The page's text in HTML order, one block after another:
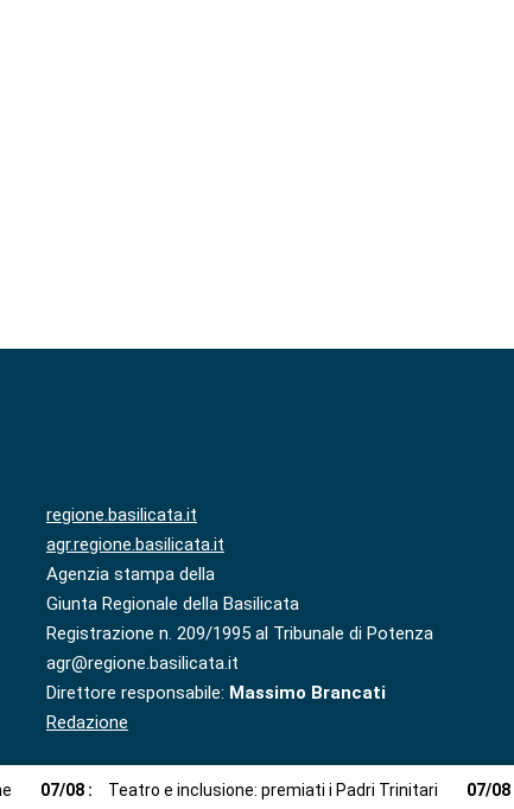
regione.basilicata.it
agr.regione.basilicata.it
Agenzia stampa della
Giunta Regionale della Basilicata
Registrazione n. 209/1995 al Tribunale di Potenza
agr@regione.basilicata.it
Direttore responsabile: Massimo Brancati
Redazione
07/08 : Teatro e inclusione: premiati i Padri Trinitari 07/08